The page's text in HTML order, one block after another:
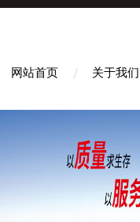
网站首页 关于我们